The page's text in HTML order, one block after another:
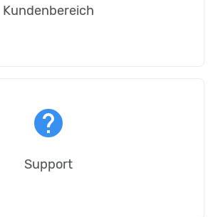
Kundenbereich
help
Support